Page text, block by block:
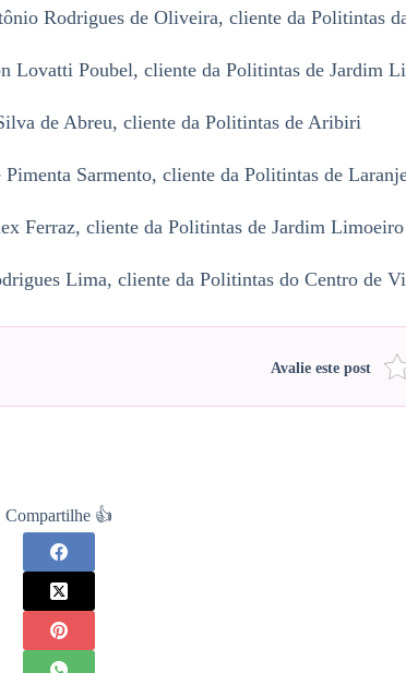
Rodrigues de Oliveira, cliente da Politintas
Lovatti Poubel, cliente da Politintas de Jardim
de Abreu, cliente da Politintas de Aribiri
Sarmento, cliente da Politintas de
Ferraz, cliente da Politintas de Jardim Limoeiro
Lima, cliente da Politintas do Centro de
Avalie este post
Compartilhe 👍